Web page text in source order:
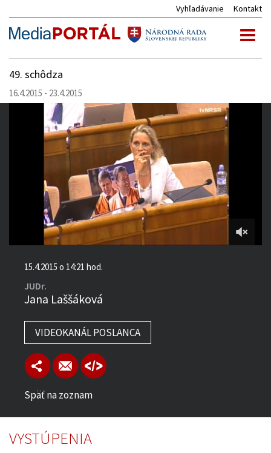
Vyhľadávanie Kontakt
49. schôdza
16.4.2015 - 23.4.2015
9:04:33
15.4.2015 o 14:21 hod.
JUDr.
Jana Laššáková
VIDEOKANÁL POSLANCA
Späť na zoznam
VYSTÚPENIA